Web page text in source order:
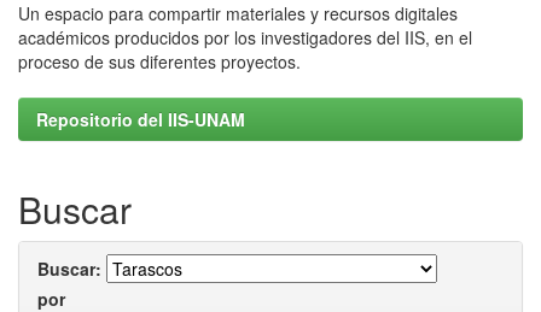
Un espacio para compartir materiales y recursos digitales
académicos producidos por los investigadores del IIS, en el
proceso de sus diferentes proyectos.
Repositorio del IIS-UNAM
Buscar
Buscar:
por